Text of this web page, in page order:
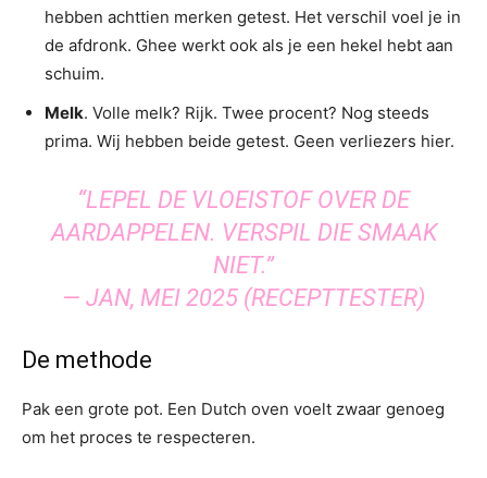
hebben achttien merken getest. Het verschil voel je in
de afdronk. Ghee werkt ook als je een hekel hebt aan
schuim.
Melk. Volle melk? Rijk. Twee procent? Nog steeds
prima. Wij hebben beide getest. Geen verliezers hier.
“LEPEL DE VLOEISTOF OVER DE
AARDAPPELEN. VERSPIL DIE SMAAK
NIET.”
— JAN, MEI 2025 (RECEPTTESTER)
De methode
Pak een grote pot. Een Dutch oven voelt zwaar genoeg
om het proces te respecteren.